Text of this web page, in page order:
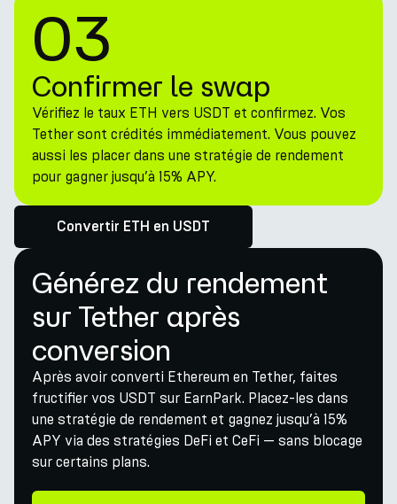
03
Confirmer le swap
Vérifiez le taux ETH vers USDT et confirmez. Vos
Tether sont crédités immédiatement. Vous pouvez
aussi les placer dans une stratégie de rendement
pour gagner jusqu’à 15% APY.
Convertir ETH en USDT
Générez du rendement
sur Tether après
conversion
Après avoir converti Ethereum en Tether, faites
fructifier vos USDT sur EarnPark. Placez-les dans
une stratégie de rendement et gagnez jusqu’à 15%
APY via des stratégies DeFi et CeFi — sans blocage
sur certains plans.